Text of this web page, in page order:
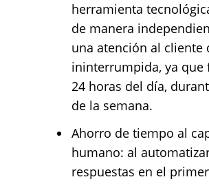
herramienta
de manera
una atención al cliente
ininterrumpida, ya que
24 horas del día,
de la semana.
Ahorro de tiempo al
humano: al
respuestas en el